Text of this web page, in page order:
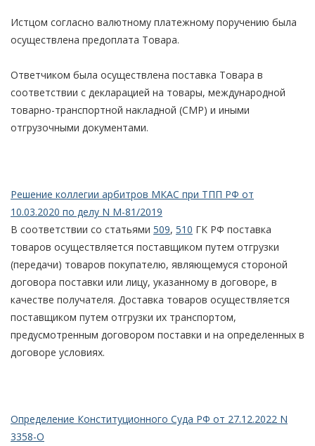
Истцом согласно валютному платежному поручению была
осуществлена предоплата Товара.
Ответчиком была осуществлена поставка Товара в
соответствии с декларацией на товары, международной
товарно-транспортной накладной (СМР) и иными
отгрузочными документами.
Решение коллегии арбитров МКАС при ТПП РФ от
10.03.2020 по делу N М-81/2019
В соответствии со статьями 509, 510 ГК РФ поставка
товаров осуществляется поставщиком путем отгрузки
(передачи) товаров покупателю, являющемуся стороной
договора поставки или лицу, указанному в договоре, в
качестве получателя. Доставка товаров осуществляется
поставщиком путем отгрузки их транспортом,
предусмотренным договором поставки и на определенных в
договоре условиях.
Определение Конституционного Суда РФ от 27.12.2022 N
3358-О